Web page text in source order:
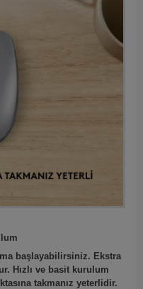
başlayabilirsiniz. Ekstra
Hızlı ve basit kurulum
takmanız yeterlidir.